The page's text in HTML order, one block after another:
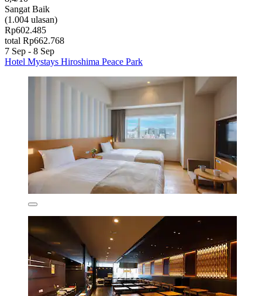
Sangat Baik
(1.004 ulasan)
Rp602.485
total Rp662.768
7 Sep - 8 Sep
Hotel Mystays Hiroshima Peace Park